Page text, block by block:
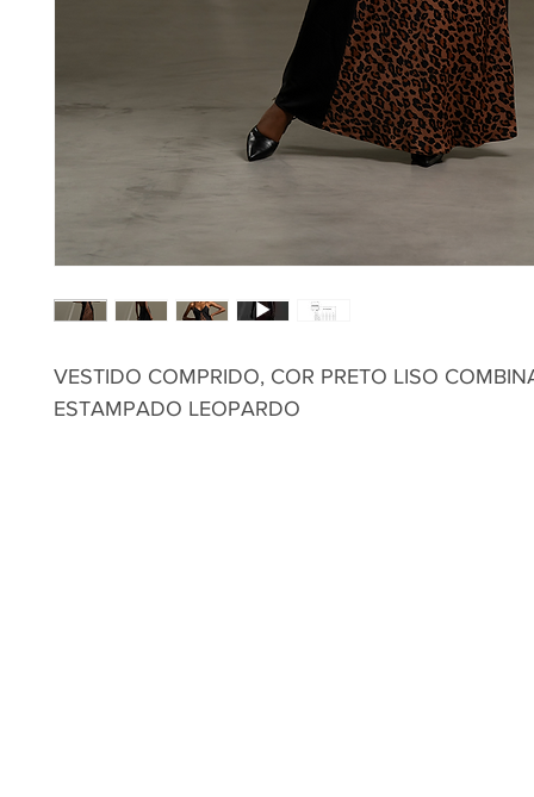
VESTIDO COMPRIDO, COR PRETO LISO
ESTAMPADO LEOPARDO